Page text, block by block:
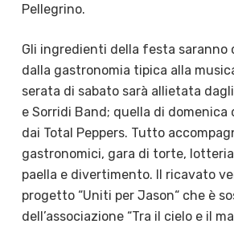
Pellegrino.
Gli ingredienti della festa saranno
dalla gastronomia tipica alla
serata di sabato sarà allietata
e Sorridi Band; quella di domenica
dai Total Peppers. Tutto
gastronomici, gara di torte,
paella e divertimento. Il ricavato
progetto “Uniti per Jason“ che è
dell’associazione “Tra il cielo e il